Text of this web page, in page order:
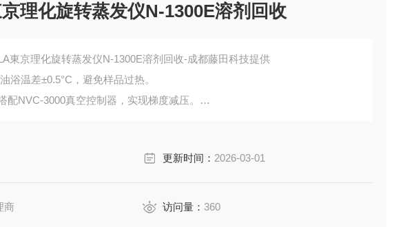
理化旋转蒸发仪N-1300E溶剂回收
東京理化旋转蒸发仪N-1300E溶剂回收-成都藤田科技提供
浴温差±0.5°C，避免样品过热。
配NVC-3000真空控制器，实现梯度减压。
更新时间： 2026-03-01
商 访问量： 360